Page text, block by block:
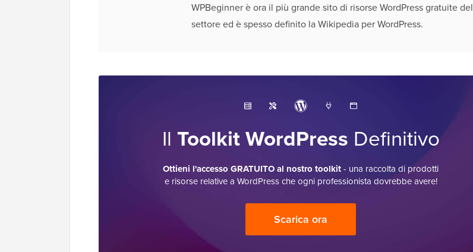
WPBeginner è ora il più grande sito di risorse WordPress gratuite del
settore ed è spesso definito la Wikipedia per WordPress.
Il Toolkit WordPress Definitivo
Ottieni l'accesso GRATUITO al nostro toolkit- una raccolta di prodotti
e risorse relative a WordPress che ogni professionista dovrebbe avere!
Scarica ora